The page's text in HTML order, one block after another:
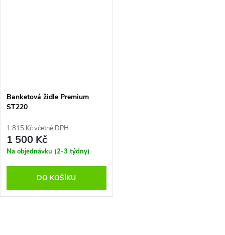
Banketová židle Premium
ST220
1 815 Kč včetně DPH
1 500 Kč
Na objednávku (2-3 týdny)
DO KOŠÍKU